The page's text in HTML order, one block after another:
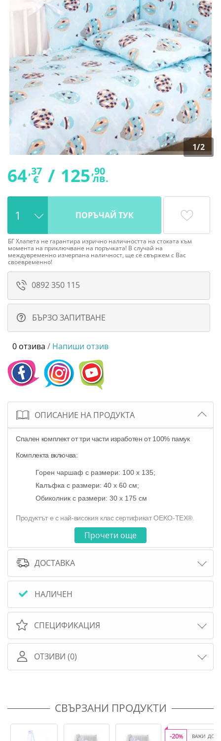
1/2
64,37
€ / 125,90
лв.
ПОРЪЧАЙ ТУК
БГ Хлапета не гарантира изрично наличността на стоката към
момента на приключване на поръчката! В случай на
междувременно изчерпана наличност, ще се свържем с Вас
своевременно!
0892 350 115
БЪРЗО ЗАПИТВАНЕ
0 отзива / Напиши отзив
ОПИСАНИЕ НА ПРОДУКТА
Спален комплект от три части изработен от 100% памук
Комплекта включва:
Горен чаршаф с размери: 100 х 135;
Калъфка с размери: 40 х 60 см;
Обиколник с размери: 30 х 175 см
Продуктът е с най-високия клас сертификат OEKO-TEX®.
Прочети още
ДОСТАВКА
НАЛИЧЕН
СПЕЦИФИКАЦИЯ
ОТЗИВИ (0)
СВЪРЗАНИ ПРОДУКТИ
ВАЖИ ДО
-20%